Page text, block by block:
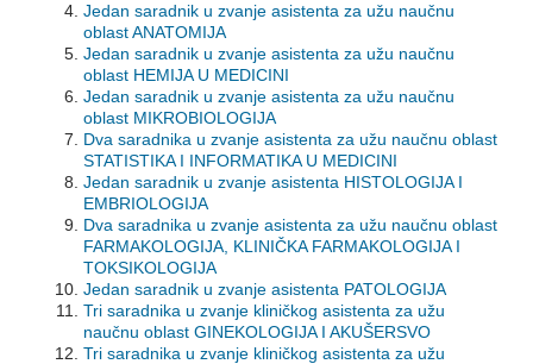
Jedan saradnik u zvanje asistenta za užu naučnu
oblast ANATOMIJA
Jedan saradnik u zvanje asistenta za užu naučnu
oblast HEMIJA U MEDICINI
Jedan saradnik u zvanje asistenta za užu naučnu
oblast MIKROBIOLOGIJA
Dva saradnika u zvanje asistenta za užu naučnu oblast
STATISTIKA I INFORMATIKA U MEDICINI
Jedan saradnik u zvanje asistenta HISTOLOGIJA I
EMBRIOLOGIJA
Dva saradnika u zvanje asistenta za užu naučnu oblast
FARMAKOLOGIJA, KLINIČKA FARMAKOLOGIJA I
TOKSIKOLOGIJA
Jedan saradnik u zvanje asistenta PATOLOGIJA
Tri saradnika u zvanje kliničkog asistenta za užu
naučnu oblast GINEKOLOGIJA I AKUŠERSVO
Tri saradnika u zvanje kliničkog asistenta za užu